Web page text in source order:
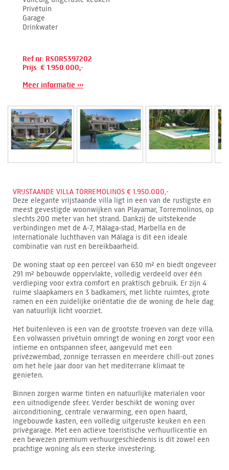
Privétuin
Garage
Drinkwater
Ref.nr: RSOR5397202
Prijs: € 1.950.000,-
Meer informatie ›››
VRIJSTAANDE VILLA TORREMOLINOS € 1.950.000,-
Deze elegante vrijstaande villa ligt in een van de rustigste en
meest gevestigde woonwijken van Playamar, Torremolinos, op
slechts 200 meter van het strand. Dankzij de uitstekende
verbindingen met de A-7, Málaga-stad, Marbella en de
internationale luchthaven van Málaga is dit een ideale
combinatie van rust en bereikbaarheid.
De woning staat op een perceel van 630 m² en biedt ongeveer
291 m² bebouwde oppervlakte, volledig verdeeld over één
verdieping voor extra comfort en praktisch gebruik. Er zijn 4
ruime slaapkamers en 3 badkamers, met lichte ruimtes, grote
ramen en een zuidelijke oriëntatie die de woning de hele dag
van natuurlijk licht voorziet.
Het buitenleven is een van de grootste troeven van deze villa.
Een volwassen privétuin omringt de woning en zorgt voor een
intieme en ontspannen sfeer, aangevuld met een
privézwembad, zonnige terrassen en meerdere chill-out zones
om het hele jaar door van het mediterrane klimaat te
genieten.
Binnen zorgen warme tinten en natuurlijke materialen voor
een uitnodigende sfeer. Verder beschikt de woning over
airconditioning, centrale verwarming, een open haard,
ingebouwde kasten, een volledig uitgeruste keuken en een
privégarage. Met een actieve toeristische verhuurlicentie en
een bewezen premium verhuurgeschiedenis is dit zowel een
prachtige woning als een sterke investering.